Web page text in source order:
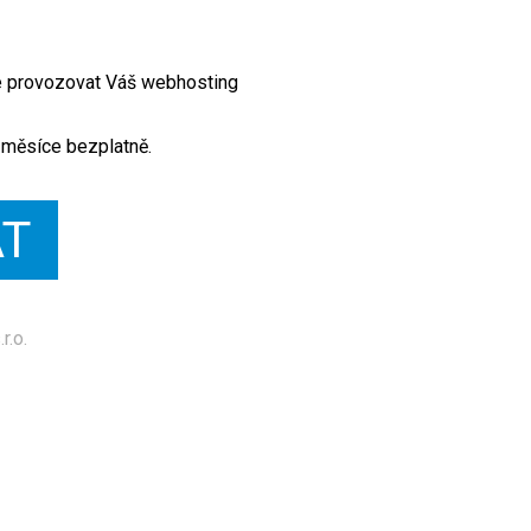
provozovat Váš webhosting
bezplatně.